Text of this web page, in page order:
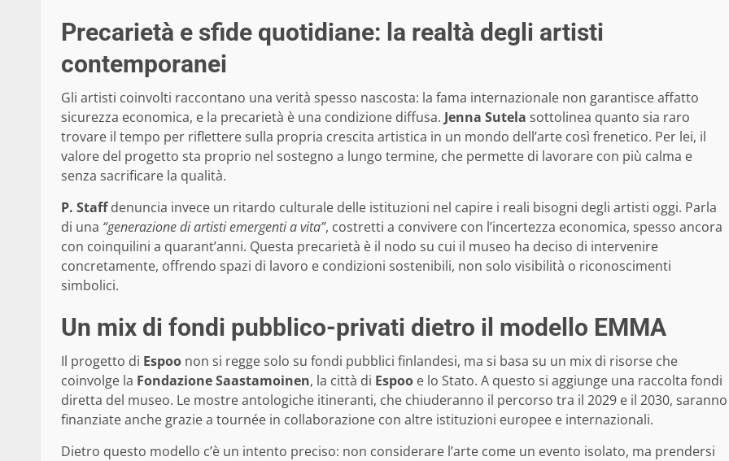
Precarietà e sfide quotidiane: la realtà degli artisti
contemporanei
Gli artisti coinvolti raccontano una verità spesso nascosta: la fama internazionale non garantisce affatto
sicurezza economica, e la precarietà è una condizione diffusa. Jenna Sutela sottolinea quanto sia raro
trovare il tempo per riflettere sulla propria crescita artistica in un mondo dell’arte così frenetico. Per lei, il
valore del progetto sta proprio nel sostegno a lungo termine, che permette di lavorare con più calma e
senza sacrificare la qualità.
P. Staffdenuncia invece un ritardo culturale delle istituzioni nel capire i reali bisogni degli artisti oggi. Parla
di una “generazione di artisti emergenti a vita”, costretti a convivere con l’incertezza economica, spesso ancora
con coinquilini a quarant’anni. Questa precarietà è il nodo su cui il museo ha deciso di intervenire
concretamente, offrendo spazi di lavoro e condizioni sostenibili, non solo visibilità o riconoscimenti
simbolici.
Un mix di fondi pubblico-privati dietro il modello EMMA
Il progetto di Espoo non si regge solo su fondi pubblici finlandesi, ma si basa su un mix di risorse che
coinvolge la Fondazione Saastamoinen, la città di Espoo e lo Stato. A questo si aggiunge una raccolta fondi
diretta del museo. Le mostre antologiche itineranti, che chiuderanno il percorso tra il 2029 e il 2030, saranno
finanziate anche grazie a tournée in collaborazione con altre istituzioni europee e internazionali.
Dietro questo modello c’è un intento preciso: non considerare l’arte come un evento isolato, ma prendersi